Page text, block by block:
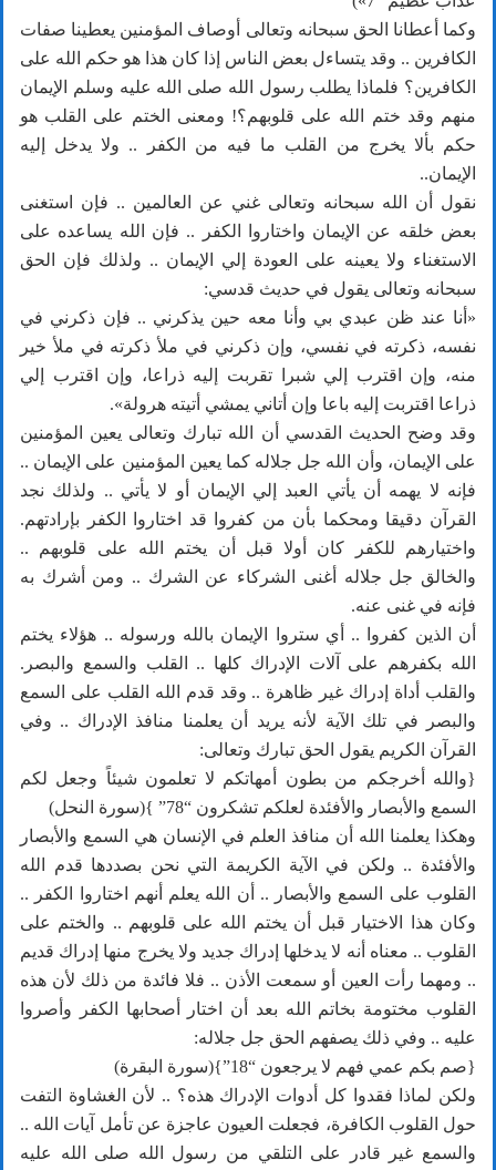
وكما أعطانا الحق سبحانه وتعالى أوصاف المؤمنين يعطينا صفات
الكافرين .. وقد يتساءل بعض الناس إذا كان هذا هو حكم الله على
الكافرين؟ فلماذا يطلب رسول الله صلى الله عليه وسلم الإيمان
منهم وقد ختم الله على قلوبهم؟! ومعنى الختم على القلب هو
حكم بألا يخرج من القلب ما فيه من الكفر .. ولا يدخل إليه
الإيمان..
نقول أن الله سبحانه وتعالى غني عن العالمين .. فإن استغنى
بعض خلقه عن الإيمان واختاروا الكفر .. فإن الله يساعده على
الاستغناء ولا يعينه على العودة إلي الإيمان .. ولذلك فإن الحق
سبحانه وتعالى يقول في حديث قدسي:
«أنا عند ظن عبدي بي وأنا معه حين يذكرني .. فإن ذكرني في
نفسه، ذكرته في نفسي، وإن ذكرني في ملأ ذكرته في ملأ خير
منه، وإن اقترب إلي شبرا تقربت إليه ذراعا، وإن اقترب إلي
ذراعا اقتربت إليه باعا وإن أتاني يمشي أتيته هرولة».
وقد وضح الحديث القدسي أن الله تبارك وتعالى يعين المؤمنين
على الإيمان، وأن الله جل جلاله كما يعين المؤمنين على الإيمان ..
فإنه لا يهمه أن يأتي العبد إلي الإيمان أو لا يأتي .. ولذلك نجد
القرآن دقيقا ومحكما بأن من كفروا قد اختاروا الكفر بإرادتهم.
واختيارهم للكفر كان أولا قبل أن يختم الله على قلوبهم ..
والخالق جل جلاله أغنى الشركاء عن الشرك .. ومن أشرك به
فإنه في غنى عنه.
أن الذين كفروا .. أي ستروا الإيمان بالله ورسوله .. هؤلاء يختم
الله بكفرهم على آلات الإدراك كلها .. القلب والسمع والبصر.
والقلب أداة إدراك غير ظاهرة .. وقد قدم الله القلب على السمع
والبصر في تلك الآية لأنه يريد أن يعلمنا منافذ الإدراك .. وفي
القرآن الكريم يقول الحق تبارك وتعالى:
{والله أخرجكم من بطون أمهاتكم لا تعلمون شيئاً وجعل لكم
السمع والأبصار والأفئدة لعلكم تشكرون “78” }(سورة النحل)
وهكذا يعلمنا الله أن منافذ العلم في الإنسان هي السمع والأبصار
والأفئدة .. ولكن في الآية الكريمة التي نحن بصددها قدم الله
القلوب على السمع والأبصار .. أن الله يعلم أنهم اختاروا الكفر ..
وكان هذا الاختيار قبل أن يختم الله على قلوبهم .. والختم على
القلوب .. معناه أنه لا يدخلها إدراك جديد ولا يخرج منها إدراك قديم
.. ومهما رأت العين أو سمعت الأذن .. فلا فائدة من ذلك لأن هذه
القلوب مختومة بخاتم الله بعد أن اختار أصحابها الكفر وأصروا
عليه .. وفي ذلك يصفهم الحق جل جلاله:
{صم بكم عمي فهم لا يرجعون “18”}(سورة البقرة)
ولكن لماذا فقدوا كل أدوات الإدراك هذه؟ .. لأن الغشاوة التفت
حول القلوب الكافرة، فجعلت العيون عاجزة عن تأمل آيات الله ..
والسمع غير قادر على التلقي من رسول الله صلى الله عليه